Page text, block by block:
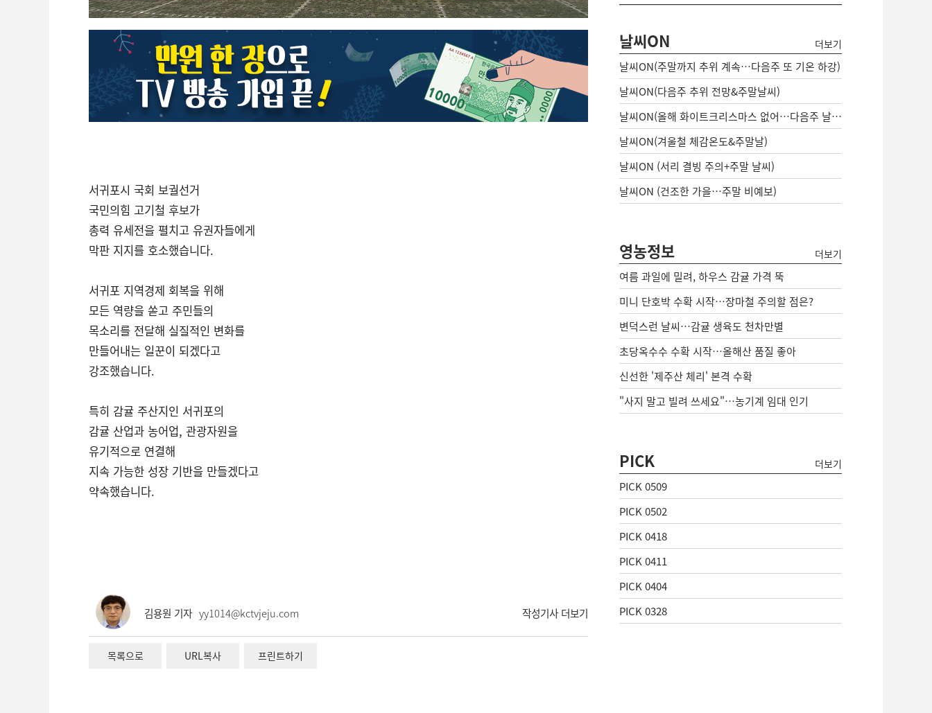
서귀포시 국회 보궐선거
국민의힘 고기철 후보가
총력 유세전을 펼치고 유권자들에게
막판 지지를 호소했습니다.
서귀포 지역경제 회복을 위해
모든 역량을 쏟고 주민들의
목소리를 전달해 실질적인 변화를
만들어내는 일꾼이 되겠다고
강조했습니다.
특히 감귤 주산지인 서귀포의
감귤 산업과 농어업, 관광자원을
유기적으로 연결해
지속 가능한 성장 기반을 만들겠다고
약속했습니다.
김용원 기자 yy1014@kctvjeju.com 작성기사 더보기
목록으로 URL복사 프린트하기
날씨ON 더보기
날씨ON(주말까지 추위 계속…다음주 또 기온 하강)
날씨ON(다음주 추위 전망&주말날씨)
날씨ON(올해 화이트크리스마스 없어…다음주 날씨는?)
날씨ON(겨울철 체감온도&주말날)
날씨ON (서리 결빙 주의+주말 날씨)
날씨ON (건조한 가을…주말 비예보)
영농정보 더보기
여름 과일에 밀려, 하우스 감귤 가격 뚝
미니 단호박 수확 시작…장마철 주의할 점은?
변덕스런 날씨…감귤 생육도 천차만별
초당옥수수 수확 시작…올해산 품질 좋아
신선한 '제주산 체리' 본격 수확
"사지 말고 빌려 쓰세요"…농기계 임대 인기
PICK 더보기
PICK 0509
PICK 0502
PICK 0418
PICK 0411
PICK 0404
PICK 0328